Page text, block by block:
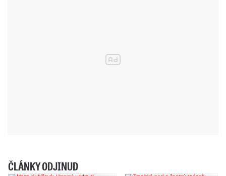
ČLÁNKY ODJINUD